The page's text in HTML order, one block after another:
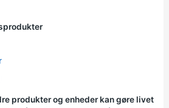
produkter og enheder kan gøre livet